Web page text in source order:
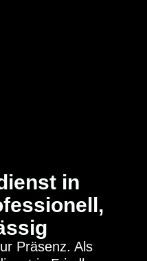
in
Präsenz. Als